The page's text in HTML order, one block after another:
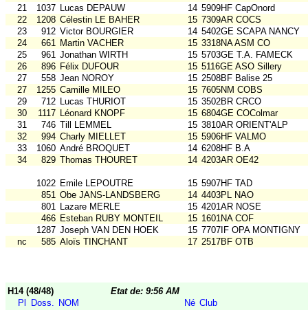
21
1037 Lucas DEPAUW 14 5909HF CapOnord
22
1208 Célestin LE BAHER 15 7309AR COCS
23
912 Victor BOURGIER 14 5402GE SCAPA NANCY
24
661 Martin VACHER 15 3318NA ASM CO
25
961 Jonathan WIRTH 15 5703GE T.A. FAMECK
26
896 Félix DUFOUR 15 5116GE ASO Sillery
27
558 Jean NOROY 15 2508BF Balise 25
27
1255 Camille MILEO 15 7605NM COBS
29
712 Lucas THURIOT 15 3502BR CRCO
30
1117 Léonard KNOPF 15 6804GE COColmar
31
746 Till LEMMEL 15 3810AR ORIENT'ALP
32
994 Charly MIELLET 15 5906HF VALMO
33
1060 André BROQUET 14 6208HF B.A
34
829 Thomas THOURET 14 4203AR OE42
1022 Emile LEPOUTRE 15 5907HF TAD
851 Obe JANS-LANDSBERG 14 4403PL NAO
801 Lazare MERLE 15 4201AR NOSE
466 Esteban RUBY MONTEIL 15 1601NA COF
1287 Joseph VAN DEN HOEK 15 7707IF OPA MONTIGNY
nc
585 Aloïs TINCHANT 17 2517BF OTB
H14 (48/48)
Etat de: 9:56 AM
Pl
Doss. NOM Né Club